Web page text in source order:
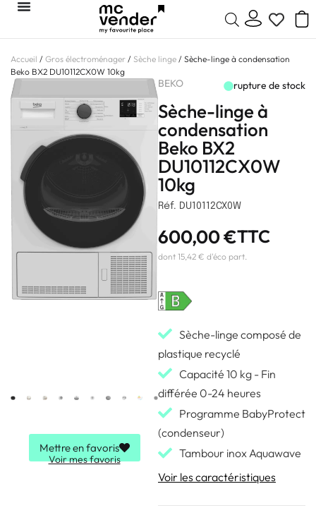
Accueil / Gros électroménager / Sèche linge / Sèche-linge à condensation
Beko BX2 DU10112CX0W 10kg
Mettre en favoris
Voir mes favoris
BEKO rupture de stock
Sèche-linge à
condensation
Beko BX2
DU10112CX0W
10kg
Réf. DU10112CX0W
600,00€TTC
dont 15,42 € d'éco part.
Sèche-linge composé de
plastique recyclé
Capacité 10 kg - Fin
différée 0-24 heures
Programme BabyProtect
(condenseur)
Tambour inox Aquawave
Voir les caractéristiques